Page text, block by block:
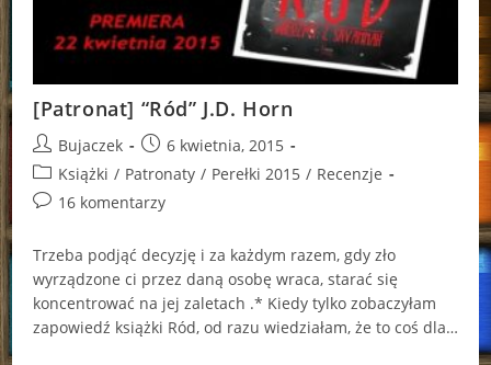
[Patronat] “Ród” J.D. Horn
Post
author:
Bujaczek
Post
published:
6 kwietnia, 2015
Post
category:
Książki / Patronaty / Perełki 2015 / Recenzje
Post16 komentarzy
Trzeba podjąć decyzję i za każdym razem, gdy zło
wyrządzone ci przez daną osobę wraca, starać się
koncentrować na jej zaletach .* Kiedy tylko zobaczyłam
zapowiedź książki Ród, od razu wiedziałam, że to coś dla…